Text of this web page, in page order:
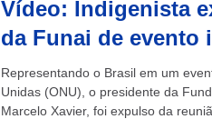
Vídeo: Indigenista
da Funai de evento
Representando o Brasil em um
Unidas (ONU), o presidente da
Marcelo Xavier, foi expulso da